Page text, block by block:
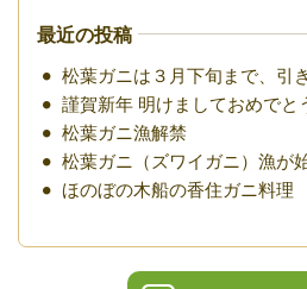
最近の投稿
松葉ガニは３月下旬まで、引
謹賀新年 明けましておめでと
松葉ガニ漁解禁
松葉ガニ（ズワイガニ）漁が
ほのぼの木船の香住ガニ料理